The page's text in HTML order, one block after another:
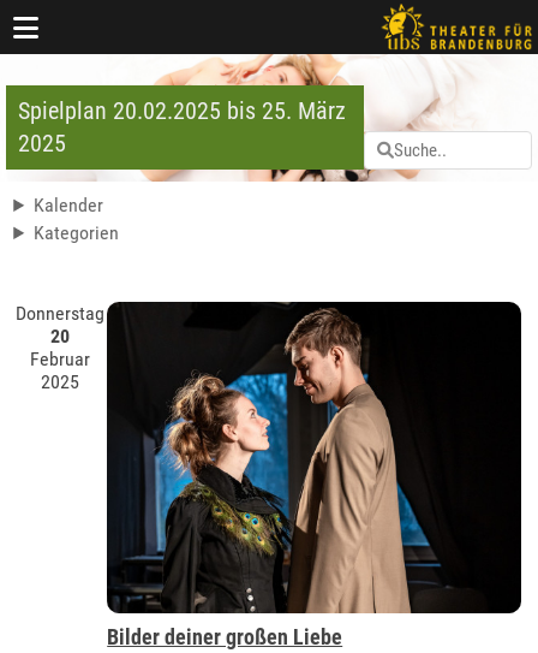
Spielplan 20.02.2025 bis 25. März
2025
Kalender
Kategorien
Donnerstag
20
Februar
2025
Bilder deiner großen Liebe